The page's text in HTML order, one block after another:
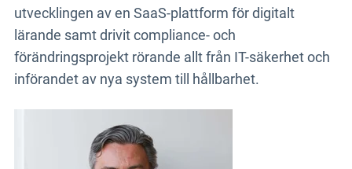
utvecklingen av en SaaS-plattform för digitalt
lärande samt drivit compliance- och
förändringsprojekt rörande allt från IT-säkerhet och
införandet av nya system till hållbarhet.